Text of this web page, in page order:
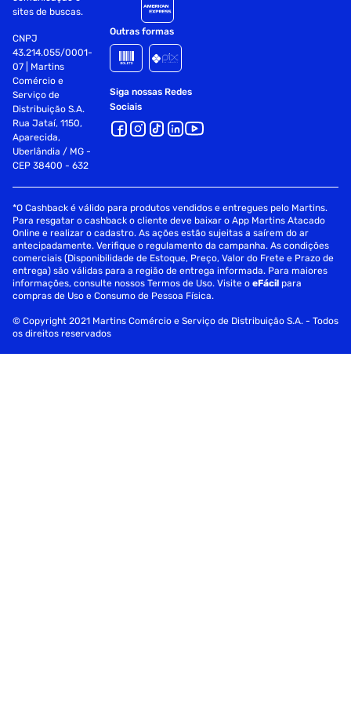
sites de buscas.
CNPJ
43.214.055/0001-
07 | Martins
Comércio e
Serviço de
Distribuição S.A.
Rua Jataí, 1150,
Aparecida,
Uberlândia / MG -
CEP 38400 - 632
Outras formas
Siga nossas Redes
Sociais
*O Cashback é válido para produtos vendidos e entregues pelo Martins.
Para resgatar o cashback o cliente deve baixar o App Martins Atacado
Online e realizar o cadastro. As ações estão sujeitas a saírem do ar
antecipadamente. Verifique o regulamento da campanha. As condições
comerciais (Disponibilidade de Estoque, Preço, Valor do Frete e Prazo de
entrega) são válidas para a região de entrega informada. Para maiores
informações, consulte nossos Termos de Uso. Visite oeFácil para
compras de Uso e Consumo de Pessoa Física.
© Copyright 2021 Martins Comércio e Serviço de Distribuição S.A. - Todos
os direitos reservados